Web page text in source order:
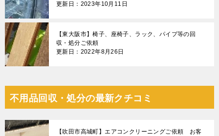
更新日：2023年10月11日
【東大阪市】椅子、座椅子、ラック、パイプ等の回
収・処分ご依頼
更新日：2022年8月26日
不用品回収・処分の最新クチコミ
【吹田市高城町】エアコンクリーニングご依頼 お客